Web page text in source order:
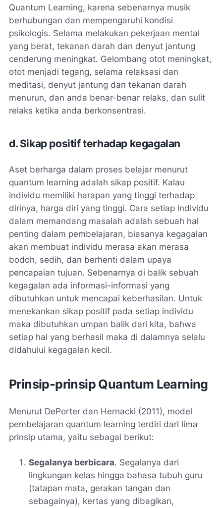
Quantum Learning, karena sebenarnya musik
berhubungan dan mempengaruhi kondisi
psikologis. Selama melakukan pekerjaan mental
yang berat, tekanan darah dan denyut jantung
cenderung meningkat. Gelombang otot meningkat,
otot menjadi tegang, selama relaksasi dan
meditasi, denyut jantung dan tekanan darah
menurun, dan anda benar-benar relaks, dan sulit
relaks ketika anda berkonsentrasi.
d. Sikap positif terhadap kegagalan
Aset berharga dalam proses belajar menurut
quantum learning adalah sikap positif. Kalau
individu memiliki harapan yang tinggi terhadap
dirinya, harga diri yang tinggi. Cara setiap individu
dalam memandang masalah adalah sebuah hal
penting dalam pembelajaran, biasanya kegagalan
akan membuat individu merasa akan merasa
bodoh, sedih, dan berhenti dalam upaya
pencapaian tujuan. Sebenarnya di balik sebuah
kegagalan ada informasi-informasi yang
dibutuhkan untuk mencapai keberhasilan. Untuk
menekankan sikap positif pada setiap individu
maka dibutuhkan umpan balik dari kita, bahwa
setiap hal yang berhasil maka di dalamnya selalu
didahului kegagalan kecil.
Prinsip-prinsip Quantum Learning
Menurut DePorter dan Hernacki (2011), model
pembelajaran quantum learning terdiri dari lima
prinsip utama, yaitu sebagai berikut:
Segalanya berbicara. Segalanya dari
lingkungan kelas hingga bahasa tubuh guru
(tatapan mata, gerakan tangan dan
sebagainya), kertas yang dibagikan,